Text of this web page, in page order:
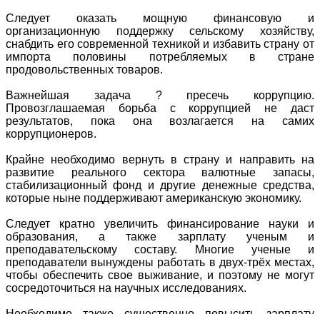
Следует оказать мощную финансовую и
организационную поддержку сельскому хозяйству,
снабдить его современной техникой и избавить страну от
импорта половины потребляемых в стране
продовольственных товаров.
Важнейшая задача ? пресечь коррупцию.
Провозглашаемая борьба с коррупцией не даст
результатов, пока она возлагается на самих
коррупционеров.
Крайне необходимо вернуть в страну и направить на
развитие реального сектора валютные запасы,
стабилизационный фонд и другие денежные средства,
которые ныне поддерживают американскую экономику.
Следует кратно увеличить финансирование науки и
образования, а также зарплату ученым и
преподавательскому составу. Многие ученые и
преподаватели вынуждены работать в двух-трёх местах,
чтобы обеспечить свое выживание, и поэтому не могут
сосредоточиться на научных исследованиях.